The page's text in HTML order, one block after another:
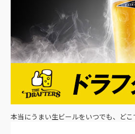
本当にうまい生ビールをいつでも、どこ